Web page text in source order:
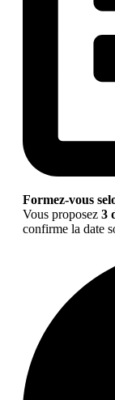
Formez-vous
Vous proposez 3
confirme la date